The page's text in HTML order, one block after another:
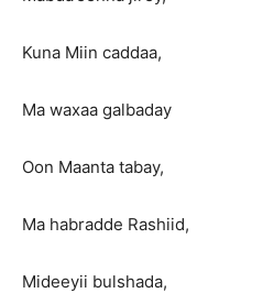
Kuna Miin caddaa,
Ma waxaa galbaday
Oon Maanta tabay,
Ma habradde Rashiid,
Mideeyii bulshada,